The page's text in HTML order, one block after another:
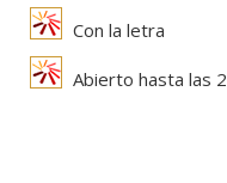
Con la letra
Abierto hasta las 2